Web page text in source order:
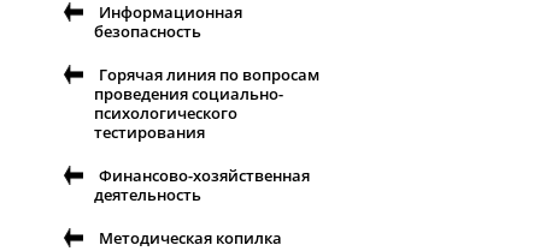
Информационная
безопасность
Горячая линия по вопросам
проведения социально-
психологического
тестирования
Финансово-хозяйственная
деятельность
Методическая копилка